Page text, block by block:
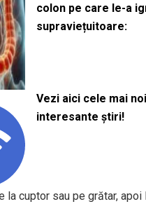
colon pe care le-a
supraviețuitoare:
Vezi aici cele mai
interesante știri!
la cuptor sau pe grătar,